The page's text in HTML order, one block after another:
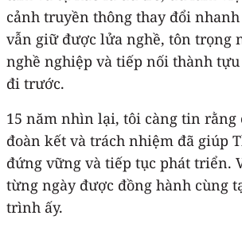
cảnh truyền thông thay đổi nhanh
vẫn giữ được lửa nghề, tôn trọng
nghề nghiệp và tiếp nối thành tựu
đi trước.
15 năm nhìn lại, tôi càng tin rằng
đoàn kết và trách nhiệm đã giúp
đứng vững và tiếp tục phát triển.
từng ngày được đồng hành cùng
trình ấy.